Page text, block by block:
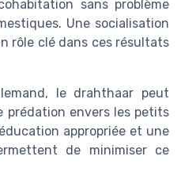
sans problème
Une socialisation
rôle clé dans ces résultats
le drahthaar peut
prédation envers les petits
appropriée et une
de minimiser ce